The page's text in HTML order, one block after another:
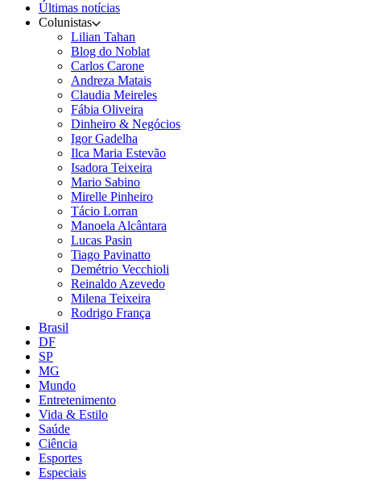
Últimas notícias
Colunistas
Lilian Tahan
Blog do Noblat
Carlos Carone
Andreza Matais
Claudia Meireles
Fábia Oliveira
Dinheiro & Negócios
Igor Gadelha
Ilca Maria Estevão
Isadora Teixeira
Mario Sabino
Mirelle Pinheiro
Tácio Lorran
Manoela Alcântara
Lucas Pasin
Tiago Pavinatto
Demétrio Vecchioli
Reinaldo Azevedo
Milena Teixeira
Rodrigo França
Brasil
DF
SP
MG
Mundo
Entretenimento
Vida & Estilo
Saúde
Ciência
Esportes
Especiais